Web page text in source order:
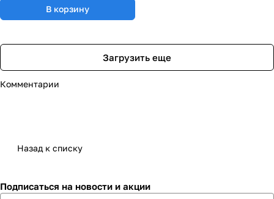
В корзину
Загрузить еще
Комментарии
Назад к списку
Подписаться на новости и акции